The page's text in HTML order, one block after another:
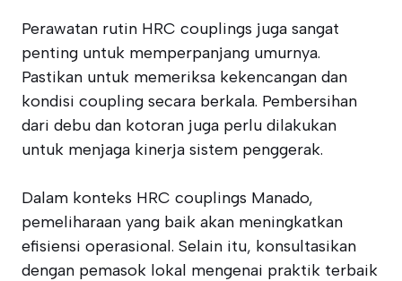
Perawatan rutin HRC couplings juga sangat
penting untuk memperpanjang umurnya.
Pastikan untuk memeriksa kekencangan dan
kondisi coupling secara berkala. Pembersihan
dari debu dan kotoran juga perlu dilakukan
untuk menjaga kinerja sistem penggerak.
Dalam konteks HRC couplings Manado,
pemeliharaan yang baik akan meningkatkan
efisiensi operasional. Selain itu, konsultasikan
dengan pemasok lokal mengenai praktik terbaik